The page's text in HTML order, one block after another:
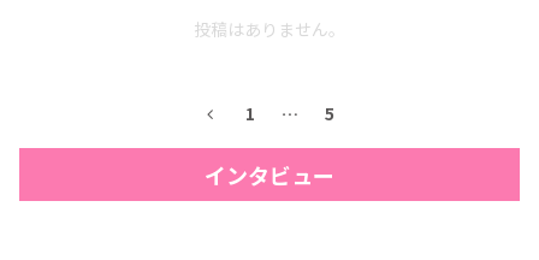
投稿はありません。
1 … 5
インタビュー